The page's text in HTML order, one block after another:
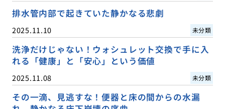
排水管内部で起きていた静かなる悲劇
2025.11.10 未分類
洗浄だけじゃない！ウォシュレット交換で手に入
れる「健康」と「安心」という価値
2025.11.08 未分類
その一滴、見逃すな！便器と床の間からの水漏